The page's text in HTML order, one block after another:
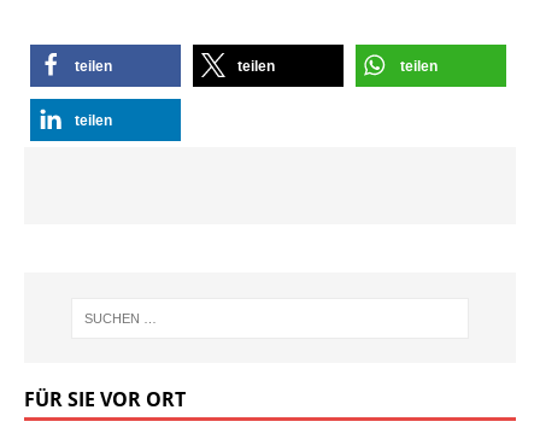
teilen teilen teilen
teilen
FÜR SIE VOR ORT